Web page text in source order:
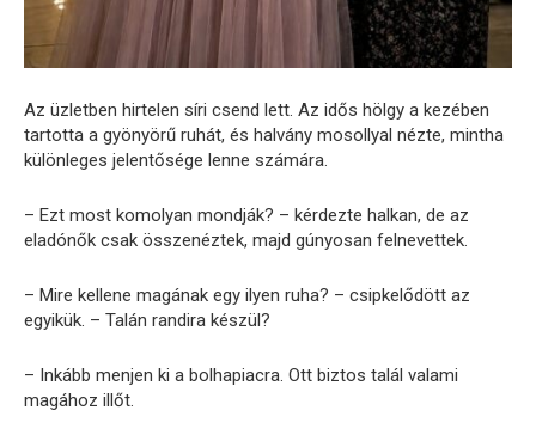
Az üzletben hirtelen síri csend lett. Az idős hölgy a kezében
tartotta a gyönyörű ruhát, és halvány mosollyal nézte, mintha
különleges jelentősége lenne számára.
– Ezt most komolyan mondják? – kérdezte halkan, de az
eladónők csak összenéztek, majd gúnyosan felnevettek.
– Mire kellene magának egy ilyen ruha? – csipkelődött az
egyikük. – Talán randira készül?
– Inkább menjen ki a bolhapiacra. Ott biztos talál valami
magához illőt.